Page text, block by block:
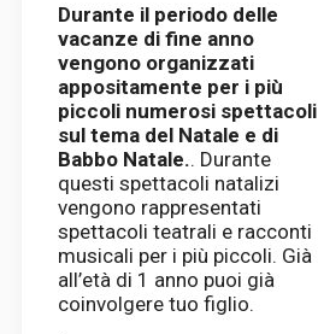
Durante il periodo delle
vacanze di fine anno
vengono organizzati
appositamente per i più
piccoli numerosi spettacoli
sul tema del Natale e di
Babbo Natale.. Durante
questi spettacoli natalizi
vengono rappresentati
spettacoli teatrali e racconti
musicali per i più piccoli. Già
all’età di 1 anno puoi già
coinvolgere tuo figlio.